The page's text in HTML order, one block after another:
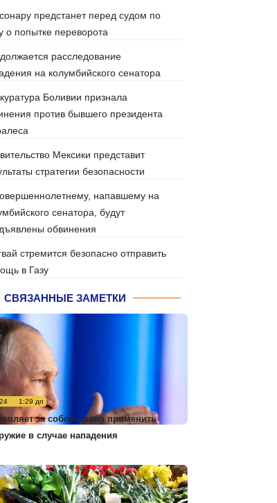
предстанет перед судом по
о попытке переворота
расследование
на колумбийского сенатора
Боливии признала
против бывшего президента
Мексики представит
стратегии безопасности
напавшему на
сенатора, будут
обвинения
стремится безопасно отправить
в Газу
СВЯЗАННЫЕ ЗАМЕТКИ
1:29 дп
за собой право применить
в случае нападения